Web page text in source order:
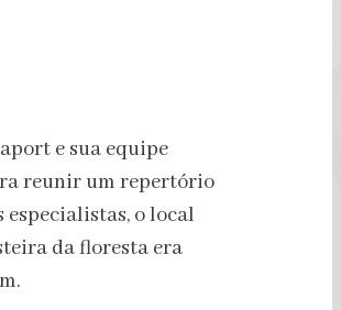
e sua equipe
reunir um repertório
especialistas, o local
da floresta era